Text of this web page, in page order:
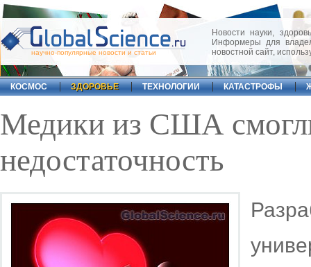
научно-популярные новости и статьи
Новости науки,
Информеры для
новостной сайт,
КОСМОС ЗДОРОВЬЕ ТЕХНОЛОГИИ КАТАСТРОФЫ
Медики из США
недостаточность